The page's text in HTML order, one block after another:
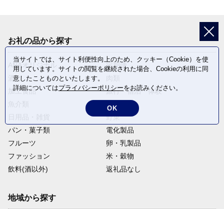
お礼の品から探す
ANAオリジナル
定期便
酒
加工食品
旅行・宿泊・体験
麺類
野菜
パン・菓子類
電化製品
フルーツ
卵・乳製品
ファッション
米・穀物
飲料(酒以外)
返礼品なし
地域から探す
当サイトでは、サイト利便性向上のため、クッキー（Cookie）を使
用しています。サイトの閲覧を継続された場合、Cookieの利用に同
意したことものといたします。
詳細についてはプライバシーポリシーをお読みください。
OK